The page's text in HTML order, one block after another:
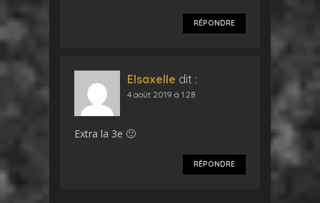
RÉPONDRE
Elsaxelle dit :
4 août 2019 à 1:28
Extra la 3e 🙂
RÉPONDRE